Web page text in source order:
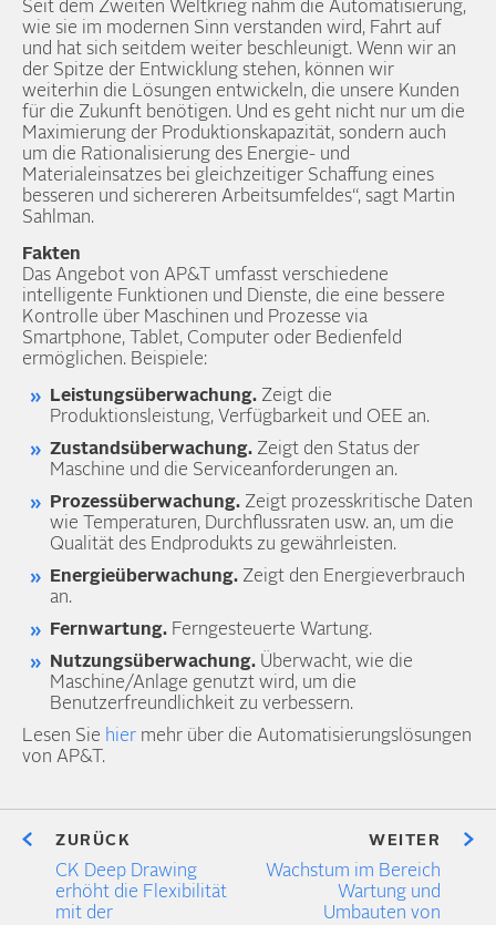
Seit dem Zweiten Weltkrieg nahm die Automatisierung,
wie sie im modernen Sinn verstanden wird, Fahrt auf
und hat sich seitdem weiter beschleunigt. Wenn wir an
der Spitze der Entwicklung stehen, können wir
weiterhin die Lösungen entwickeln, die unsere Kunden
für die Zukunft benötigen. Und es geht nicht nur um die
Maximierung der Produktionskapazität, sondern auch
um die Rationalisierung des Energie- und
Materialeinsatzes bei gleichzeitiger Schaffung eines
besseren und sichereren Arbeitsumfeldes“, sagt Martin
Sahlman.
Fakten
Das Angebot von AP&T umfasst verschiedene
intelligente Funktionen und Dienste, die eine bessere
Kontrolle über Maschinen und Prozesse via
Smartphone, Tablet, Computer oder Bedienfeld
ermöglichen. Beispiele:
Leistungsüberwachung. Zeigt die
Produktionsleistung, Verfügbarkeit und OEE an.
Zustandsüberwachung. Zeigt den Status der
Maschine und die Serviceanforderungen an.
Prozessüberwachung. Zeigt prozesskritische Daten
wie Temperaturen, Durchflussraten usw. an, um die
Qualität des Endprodukts zu gewährleisten.
Energieüberwachung. Zeigt den Energieverbrauch
an.
Fernwartung. Ferngesteuerte Wartung.
Nutzungsüberwachung. Überwacht, wie die
Maschine/Anlage genutzt wird, um die
Benutzerfreundlichkeit zu verbessern.
Lesen Sie hier mehr über die Automatisierungslösungen
von AP&T.
ZURÜCK
CK Deep Drawing
erhöht die Flexibilität
mit der
WEITER
Wachstum im Bereich
Wartung und
Umbauten von